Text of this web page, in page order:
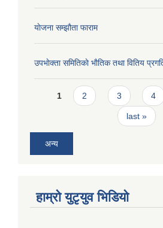
याेजना सम्झौता फाराम
उपभाेक्ता समितिकाे भाैतिक तथा वितिय
Pages
1 2 3 4
last »
अन्य
हाम्राे युटृयुव भिडियाे